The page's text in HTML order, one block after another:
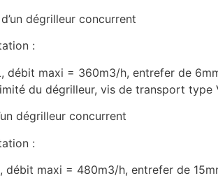
dégrilleur concurrent
:
débit maxi = 360m3/h, entrefer de
du dégrilleur, vis de transport type
dégrilleur concurrent
:
débit maxi = 480m3/h, entrefer de